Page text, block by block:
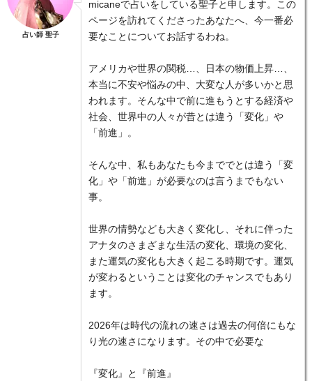
占い師 聖子
micaneで占いをしている聖子と申します。この
ページを訪れてくださったあなたへ、今一番必
要なことについてお話するわね。
アメリカや世界の関税…、日本の物価上昇…、
本当に不安や悩みの中、大変な人が多いかと思
われます。そんな中で前に進もうとする経済や
社会、世界中の人々が昔とは違う「変化」や
「前進」。
そんな中、私もあなたも今まででとは違う「変
化」や「前進」が必要なのは言うまでもない
事。
世界の情勢なども大きく変化し、それに伴った
アナタのさまざまな生活の変化、環境の変化、
また運気の変化も大きく起こる時期です。運気
が変わるということは変化のチャンスでもあり
ます。
2026年は時代の流れの速さは過去の何倍にもな
り光の速さになります。その中で必要な
『変化』と『前進』